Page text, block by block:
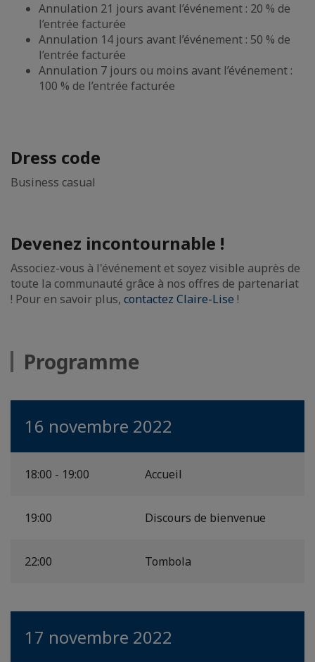
Annulation 21 jours avant l’événement : 20 % de
l’entrée facturée
Annulation 14 jours avant l’événement : 50 % de
l’entrée facturée
Annulation 7 jours ou moins avant l’événement :
100 % de l’entrée facturée
Dress code
Business casual
Devenez incontournable !
Associez-vous à l'événement et soyez visible auprès de
toute la communauté grâce à nos offres de partenariat
! Pour en savoir plus, contactez Claire-Lise !
Programme
16 novembre 2022
18:00 - 19:00 Accueil
19:00 Discours de bienvenue
22:00 Tombola
17 novembre 2022